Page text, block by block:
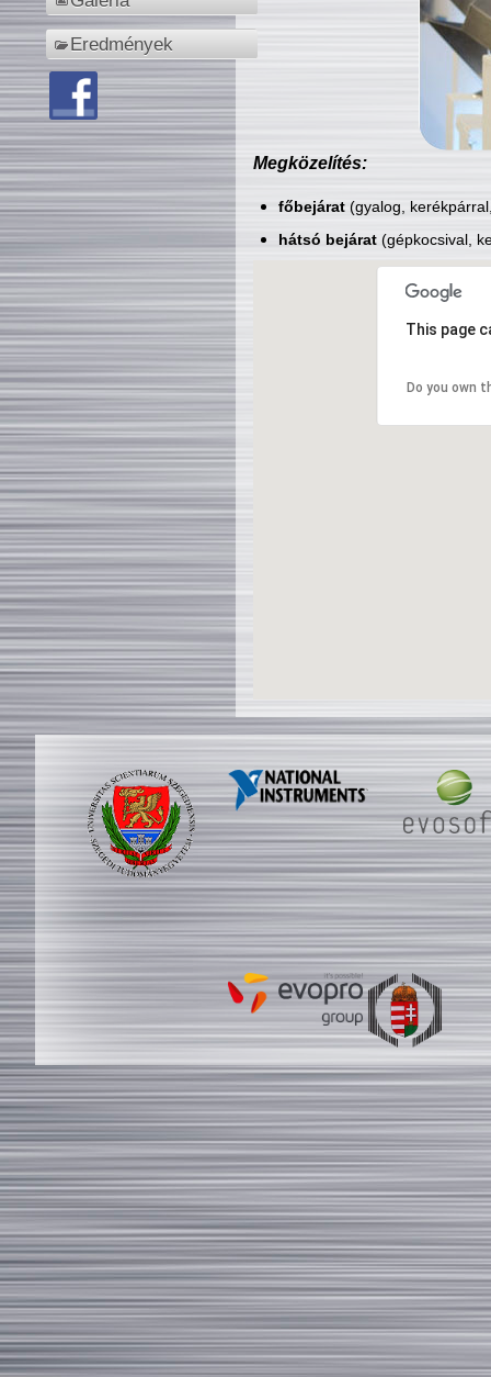
Eredmények
Megközelítés:
főbejárat(gyalog,
hátsó bejárat(gépkocsival,
This page
Do you own